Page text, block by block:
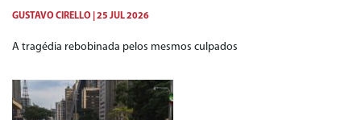
GUSTAVO CIRELLO 25 JUL 2026
A tragédia rebobinada pelos mesmos culpados